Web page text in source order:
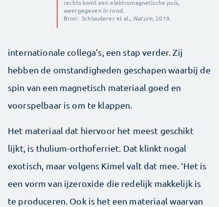
rechts komt een elektromagnetische puls,
weergegeven in rood.
Bron: Schlauderer et al., Nature, 2019.
internationale collega’s, een stap verder. Zij
hebben de omstandigheden geschapen waarbij de
spin van een magnetisch materiaal goed en
voorspelbaar is om te klappen.
Het materiaal dat hiervoor het meest geschikt
lijkt, is thulium-orthoferriet. Dat klinkt nogal
exotisch, maar volgens Kimel valt dat mee. ‘Het is
een vorm van ijzeroxide die redelijk makkelijk is
te produceren. Ook is het een materiaal waarvan